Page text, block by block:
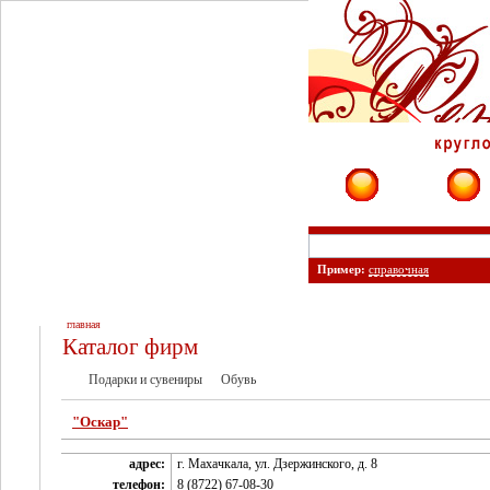
Пример: справочная
главная
Каталог фирм
Подарки и сувениры Обувь
"Оскар"
адрес:
г. Махачкала, ул. Дзержинского, д. 8
телефон:
8 (8722) 67-08-30